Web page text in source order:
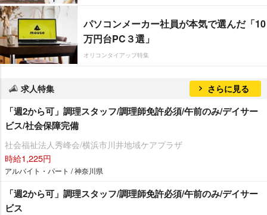
パソコンメーカー社員が本気で選んだ「10
万円台PC３選」
オリコンタイアップ特集
求人特集 さらに見る
「週2から可」調理スタッフ/調理師免許必須/午前のみ/デイサー
ビス/社会保障完備
社会福祉法人秀峰会/横浜市川井地域ケアプラザ
時給1,225円
アルバイト・パート / 神奈川県
「週2から可」調理スタッフ/調理師免許必須/午前のみ/デイサー
ビス